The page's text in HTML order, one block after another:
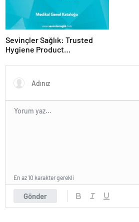
Sevinçler Sağlık: Trusted
Hygiene Product
Gönder
En az 10 karakter gerekli